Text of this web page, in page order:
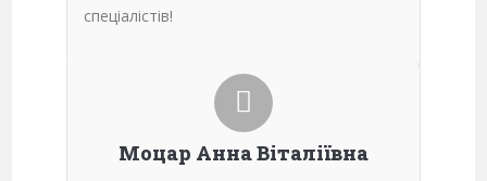
спеціалістів!
Моцар Анна Віталіївна